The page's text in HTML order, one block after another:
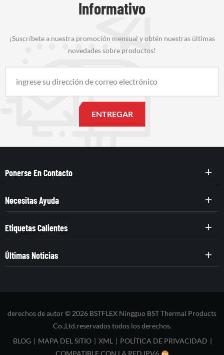
Informativo
¡Suscríbete a nuestra promoción mensual y obtén nuestras últimas
novedades sobre productos!
Ponerse En Contacto
Necesitas Ayuda
Etiquetas Calientes
Últimas Noticias
derechos de autor © 2026 BSTFLEX Ningguo BST Thermal Products
Co.,Ltd.reservados todos los derechos.
BLOG | MAPA DEL SITIO | XML | POLÍTICA DE PRIVACIDAD |
COMPATIBLE CON LA RED IPV6